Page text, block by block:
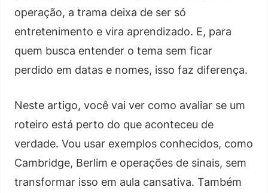
operação, a trama deixa de ser só
entretenimento e vira aprendizado. E, para
quem busca entender o tema sem ficar
perdido em datas e nomes, isso faz diferença.
Neste artigo, você vai ver como avaliar se um
roteiro está perto do que aconteceu de
verdade. Vou usar exemplos conhecidos, como
Cambridge, Berlim e operações de sinais, sem
transformar isso em aula cansativa. Também